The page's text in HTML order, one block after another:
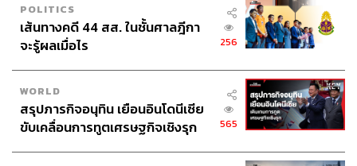
POLITICS
เส้นทางคดี 44 สส. ในชั้นศาลฎีกา
จะรู้ผลเมื่อไร
256
WORLD
สรุปภารกิจอนุทิน เยือนอินโดนีเซีย
ขับเคลื่อนการทูตเศรษฐกิจเชิงรุก
565